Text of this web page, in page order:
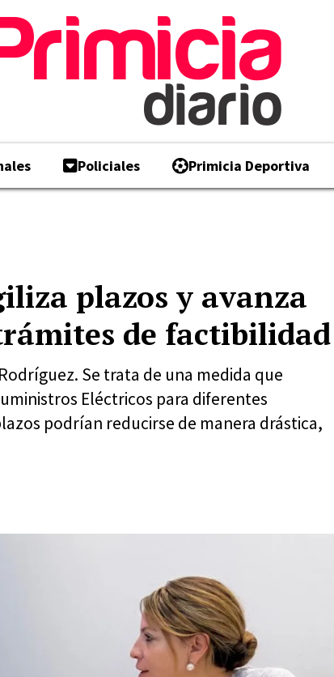
Policiales Primicia Deportiva
plazos y avanza
de factibilidad
Se trata de una medida que
Eléctricos para diferentes
podrían reducirse de manera drástica,